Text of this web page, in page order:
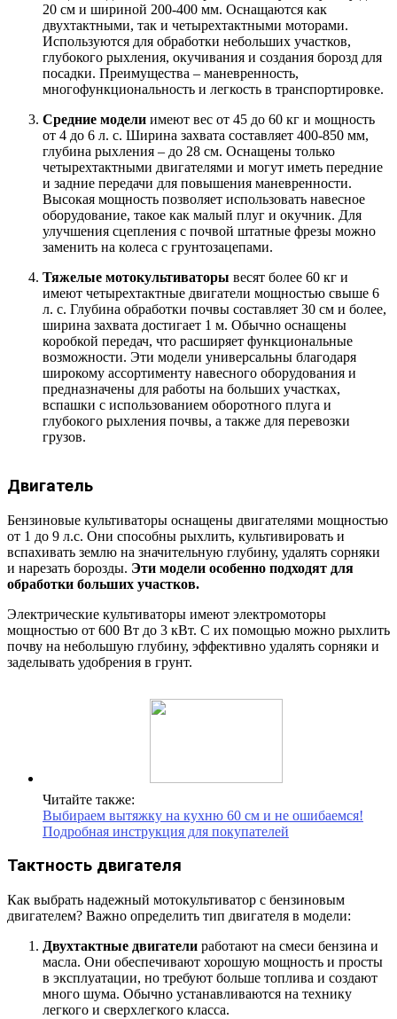
20 см и шириной 200-400 мм. Оснащаются как
двухтактными, так и четырехтактными моторами.
Используются для обработки небольших участков,
глубокого рыхления, окучивания и создания борозд для
посадки. Преимущества – маневренность,
многофункциональность и легкость в транспортировке.
Средние модели имеют вес от 45 до 60 кг и мощность
от 4 до 6 л. с. Ширина захвата составляет 400-850 мм,
глубина рыхления – до 28 см. Оснащены только
четырехтактными двигателями и могут иметь передние
и задние передачи для повышения маневренности.
Высокая мощность позволяет использовать навесное
оборудование, такое как малый плуг и окучник. Для
улучшения сцепления с почвой штатные фрезы можно
заменить на колеса с грунтозацепами.
Тяжелые мотокультиваторы весят более 60 кг и
имеют четырехтактные двигатели мощностью свыше 6
л. с. Глубина обработки почвы составляет 30 см и более,
ширина захвата достигает 1 м. Обычно оснащены
коробкой передач, что расширяет функциональные
возможности. Эти модели универсальны благодаря
широкому ассортименту навесного оборудования и
предназначены для работы на больших участках,
вспашки с использованием оборотного плуга и
глубокого рыхления почвы, а также для перевозки
грузов.
Двигатель
Бензиновые культиваторы оснащены двигателями мощностью
от 1 до 9 л.с. Они способны рыхлить, культивировать и
вспахивать землю на значительную глубину, удалять сорняки
и нарезать борозды. Эти модели особенно подходят для
обработки больших участков.
Электрические культиваторы имеют электромоторы
мощностью от 600 Вт до 3 кВт. С их помощью можно рыхлить
почву на небольшую глубину, эффективно удалять сорняки и
заделывать удобрения в грунт.
Читайте также:
Выбираем вытяжку на кухню 60 см и не ошибаемся!
Подробная инструкция для покупателей
Тактность двигателя
Как выбрать надежный мотокультиватор с бензиновым
двигателем? Важно определить тип двигателя в модели:
Двухтактные двигатели работают на смеси бензина и
масла. Они обеспечивают хорошую мощность и просты
в эксплуатации, но требуют больше топлива и создают
много шума. Обычно устанавливаются на технику
легкого и сверхлегкого класса.